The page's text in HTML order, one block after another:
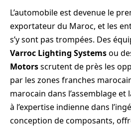
L’automobile est devenue le
exportateur du Maroc, et les
s’y sont pas trompées. Des
Varroc Lighting Systemsou
Motorsscrutent de près les
par les zones franches
marocain dans l’assemblage
à l’expertise indienne dans
conception de composants,